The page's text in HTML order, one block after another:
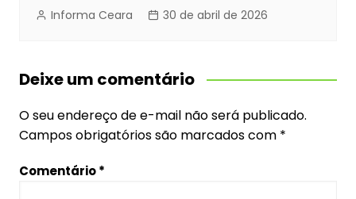
Informa Ceara 30 de abril de 2026
Deixe um comentário
O seu endereço de e-mail não será publicado.
Campos obrigatórios são marcados com *
Comentário*